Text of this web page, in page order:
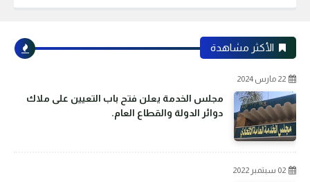
الأكثر مشاهدة
22 مارس 2024
مجلس الخدمة يعلن فتح باب التعيين على ملاك
دوائر الدولة والقطاع العام.
02 سبتمبر 2022